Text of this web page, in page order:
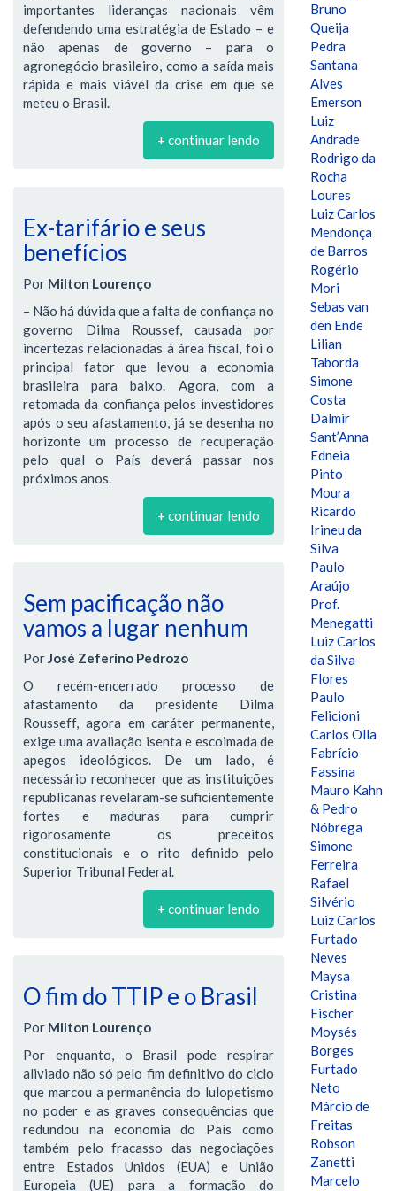
importantes lideranças nacionais vêm
defendendo uma estratégia de Estado – e
não apenas de governo – para o
agronegócio brasileiro, como a saída mais
rápida e mais viável da crise em que se
meteu o Brasil.
+ continuar lendo
Ex-tarifário e seus
benefícios
Por Milton Lourenço
– Não há dúvida que a falta de confiança no
governo Dilma Roussef, causada por
incertezas relacionadas à área fiscal, foi o
principal fator que levou a economia
brasileira para baixo. Agora, com a
retomada da confiança pelos investidores
após o seu afastamento, já se desenha no
horizonte um processo de recuperação
pelo qual o País deverá passar nos
próximos anos.
+ continuar lendo
Sem pacificação não
vamos a lugar nenhum
PorJosé Zeferino Pedrozo
O recém-encerrado processo de
afastamento da presidente Dilma
Rousseff, agora em caráter permanente,
exige uma avaliação isenta e escoimada de
apegos ideológicos. De um lado, é
necessário reconhecer que as instituições
republicanas revelaram-se suficientemente
fortes e maduras para cumprir
rigorosamente os preceitos
constitucionais e o rito definido pelo
Superior Tribunal Federal.
+ continuar lendo
O fim do TTIP e o Brasil
Por Milton Lourenço
Por enquanto, o Brasil pode respirar
aliviado não só pelo fim definitivo do ciclo
que marcou a permanência do lulopetismo
no poder e as graves consequências que
redundou na economia do País como
também pelo fracasso das negociações
entre Estados Unidos (EUA) e União
Europeia (UE) para a formação do
Bruno
Queija
Pedra
Santana
Alves
Emerson
Luiz
Andrade
Rodrigo da
Rocha
Loures
Luiz Carlos
Mendonça
de Barros
Rogério
Mori
Sebas van
den Ende
Lilian
Taborda
Simone
Costa
Dalmir
Sant’Anna
Edneia
Pinto
Moura
Ricardo
Irineu da
Silva
Paulo
Araújo
Prof.
Menegatti
Luiz Carlos
da Silva
Flores
Paulo
Felicioni
Carlos Olla
Fabrício
Fassina
Mauro Kahn
& Pedro
Nóbrega
Simone
Ferreira
Rafael
Silvério
Luiz Carlos
Furtado
Neves
Maysa
Cristina
Fischer
Moysés
Borges
Furtado
Neto
Márcio de
Freitas
Robson
Zanetti
Marcelo